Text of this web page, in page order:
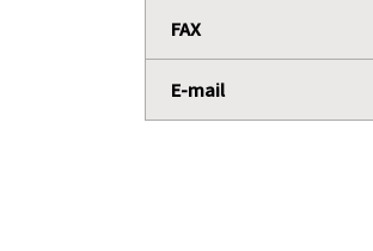
FAX
E-mail